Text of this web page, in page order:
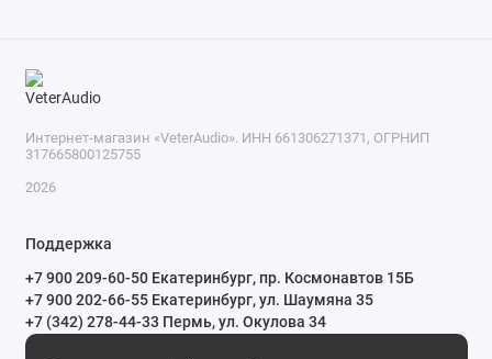
Интернет-магазин «VeterAudio». ИНН 661306271371, ОГРНИП
317665800125755
2026
Поддержка
+7 900 209-60-50 Екатеринбург, пр. Космонавтов 15Б
+7 900 202-66-55 Екатеринбург, ул. Шаумяна 35
+7 (342) 278-44-33 Пермь, ул. Окулова 34